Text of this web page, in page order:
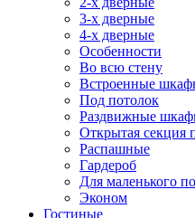
3-х дверные
4-х дверные
Особенности
Во всю стену
Встроенные
Под потолок
Раздвижные
Открытая секция
Распашные
Гардероб
Для маленького
Эконом
Гостиные